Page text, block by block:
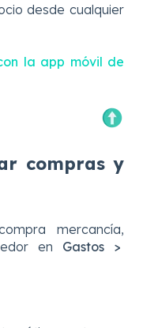
desde cualquier
la app móvil de
compras y
mercancía,
en Gastos >